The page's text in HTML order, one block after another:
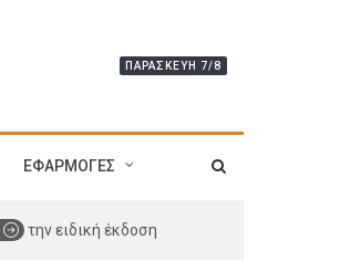
ΠΑΡΑΣΚΕΥΉ 7/8
ΕΦΑΡΜΟΓΕΣ
την ειδική έκδοση